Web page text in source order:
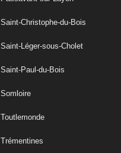
Saint-Christophe-du-Bois
Saint-Léger-sous-Cholet
Saint-Paul-du-Bois
Somloire
Toutlemonde
Trémentines